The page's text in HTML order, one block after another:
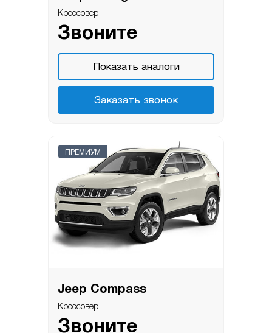
Кроссовер
Звоните
Показать аналоги
Заказать звонок
ПРЕМИУМ
Jeep Compass
Кроссовер
Звоните